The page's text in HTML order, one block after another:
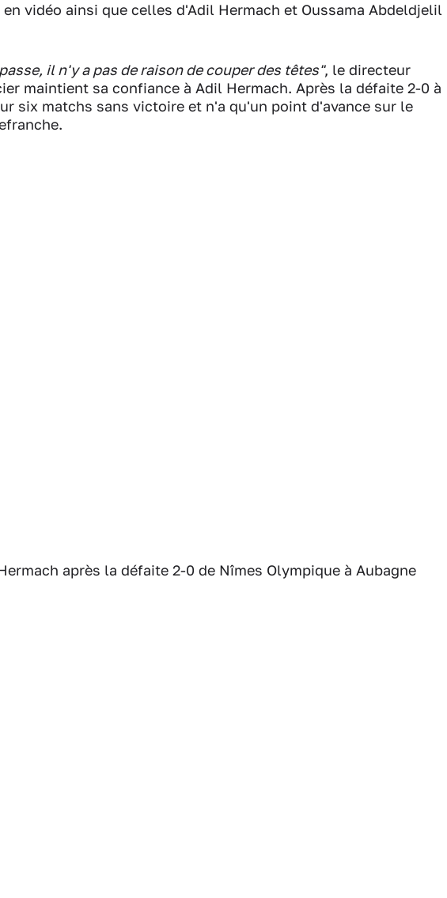
vidéo ainsi que celles d'Adil Hermach et Oussama Abdeldjelil
il n'y a pas de raison de couper des têtes", le directeur
maintient sa confiance à Adil Hermach. Après la défaite 2-0 à
six matchs sans victoire et n'a qu'un point d'avance sur le
après la défaite 2-0 de Nîmes Olympique à Aubagne